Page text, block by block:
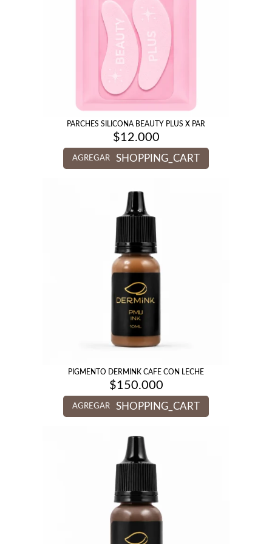
PARCHES SILICONA BEAUTY PLUS X PAR
$12.000
AGREGAR SHOPPING_CART
PIGMENTO DERMINK CAFE CON LECHE
$150.000
AGREGAR SHOPPING_CART